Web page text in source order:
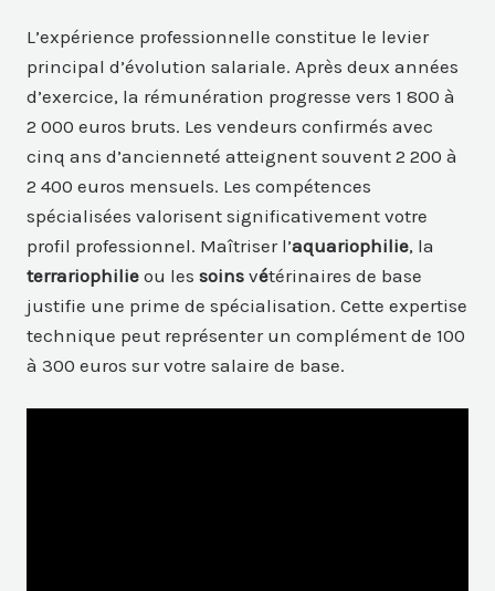
L’expérience professionnelle constitue le levier
principal d’évolution salariale. Après deux années
d’exercice, la rémunération progresse vers 1 800 à
2 000 euros bruts. Les vendeurs confirmés avec
cinq ans d’ancienneté atteignent souvent 2 200 à
2 400 euros mensuels. Les compétences
spécialisées valorisent significativement votre
profil professionnel. Maîtriser l’aquariophilie, la
terrariophilie ou lessoins vétérinaires de base
justifie une prime de spécialisation. Cette expertise
technique peut représenter un complément de 100
à 300 euros sur votre salaire de base.